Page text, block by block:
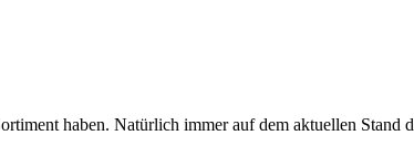
haben. Natürlich immer auf dem aktuellen Stand